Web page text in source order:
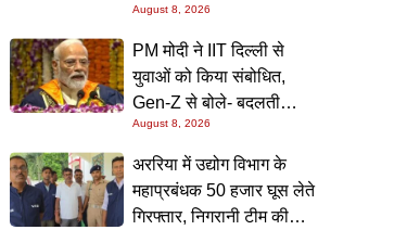
उठी मांग; सरकार बोली- 19
गिरफ्तार, बातचीत से निकलेगा
समाधान
August 8, 2026
PM मोदी ने IIT दिल्ली से
युवाओं को किया संबोधित,
Gen-Z से बोले- बदलती
दुनिया में नई सोच और समाधान
ही बनाएंगे भविष्य
August 8, 2026
अररिया में उद्योग विभाग के
महाप्रबंधक 50 हजार घूस लेते
गिरफ्तार, निगरानी टीम की